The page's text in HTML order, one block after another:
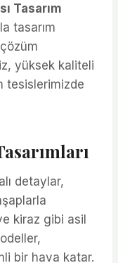
Tasarım
tasarım
yüksek kaliteli
tesislerimizde
detaylar,
kiraz gibi asil
bir hava katar.